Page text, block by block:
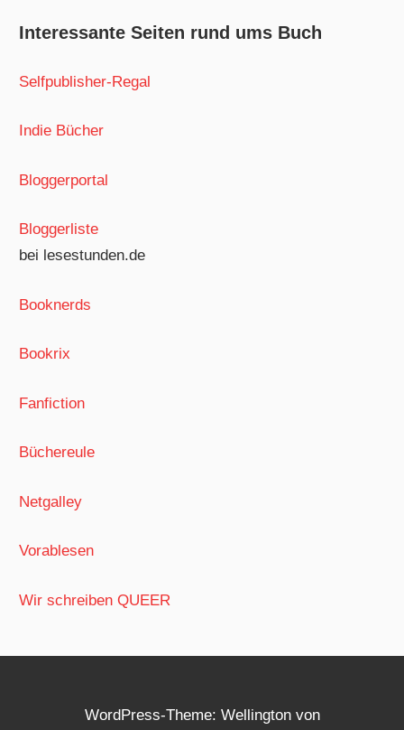
Interessante Seiten rund ums Buch
Selfpublisher-Regal
Indie Bücher
Bloggerportal
Bloggerliste
bei lesestunden.de
Booknerds
Bookrix
Fanfiction
Büchereule
Netgalley
Vorablesen
Wir schreiben QUEER
WordPress-Theme: Wellington von